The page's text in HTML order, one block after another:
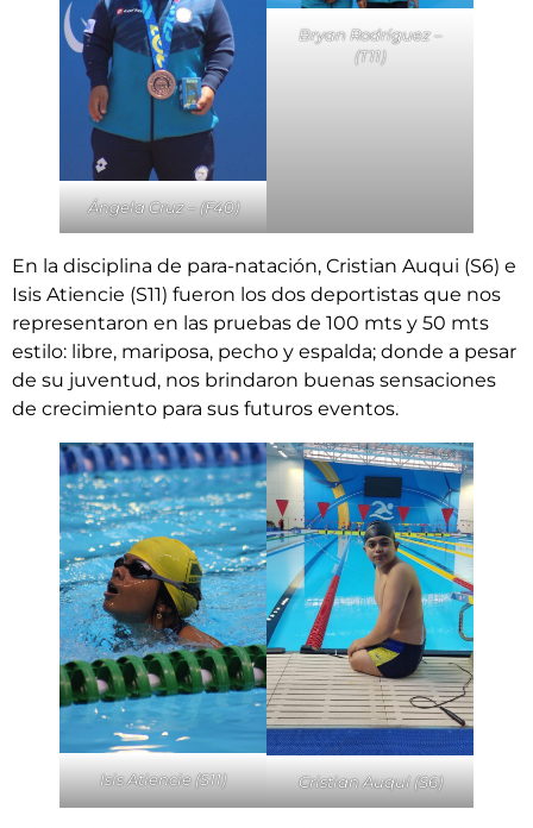
Ángela Cruz – (F40)
Bryan Rodríguez –
(T11)
En la disciplina de para-natación, Cristian Auqui (S6) e
Isis Atiencie (S11) fueron los dos deportistas que nos
representaron en las pruebas de 100 mts y 50 mts
estilo: libre, mariposa, pecho y espalda; donde a pesar
de su juventud, nos brindaron buenas sensaciones
de crecimiento para sus futuros eventos.
Isis Atiencie (S11) Cristian Auqui (S6)